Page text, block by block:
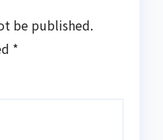
be published.
*